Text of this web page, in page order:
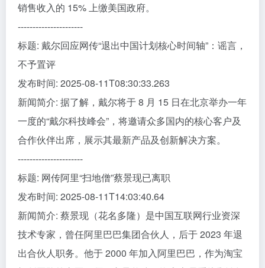
销售收入的 15% 上缴美国政府。
----------------------
标题: 戴尔回应网传“退出中国计划核心时间轴”：谣言，
不予置评
发布时间: 2025-08-11T08:30:33.263
新闻简介: 据了解，戴尔将于 8 月 15 日在北京举办一年
一度的“戴尔科技峰会”，将邀请众多国内的核心客户及
合作伙伴出席，展示其最新产品及创新解决方案。
----------------------
标题: 网传阿里“扫地僧”蔡景现已离职
发布时间: 2025-08-11T14:03:40.64
新闻简介: 蔡景现（花名多隆）是中国互联网行业资深
技术专家，曾任阿里巴巴集团合伙人，后于 2023 年退
出合伙人职务。他于 2000 年加入阿里巴巴，作为淘宝